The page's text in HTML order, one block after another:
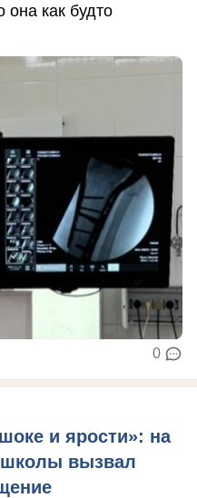
как будто
0
и ярости»: на
школы вызвал